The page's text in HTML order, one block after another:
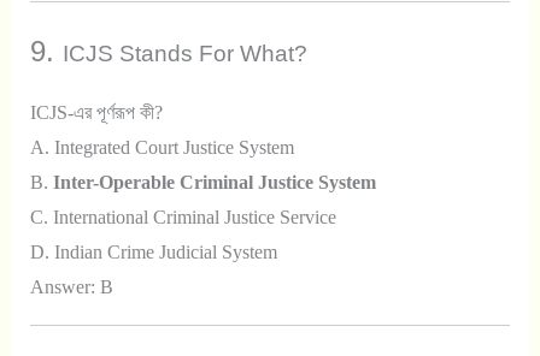
9. ICJS Stands For What?
ICJS-এর পূর্ণরূপ কী?
A. Integrated Court Justice System
B. Inter-Operable Criminal Justice System
C. International Criminal Justice Service
D. Indian Crime Judicial System
Answer: B